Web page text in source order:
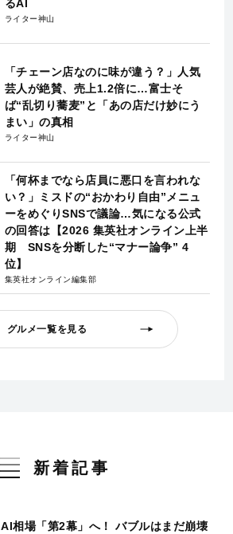
るAI
ライター神山
「チェーン店なのに味が違う？」人気
芸人が絶賛、売上1.2倍に…富士そ
ば“乱切り蕎麦”と「あの店だけ妙にう
まい」の真相
ライター神山
「何杯までなら店員に悪口を言われな
い？」ミスドの“おかわり自由”メニュ
ーをめぐりSNSで議論…気になる公式
の回答は【2026 集英社オンライン上半
期 SNSを分断した“マナー論争” 4
位】
集英社オンライン編集部
グルメ一覧を見る
新着記事
AI相場「第2幕」へ！ バブルはまだ崩壊